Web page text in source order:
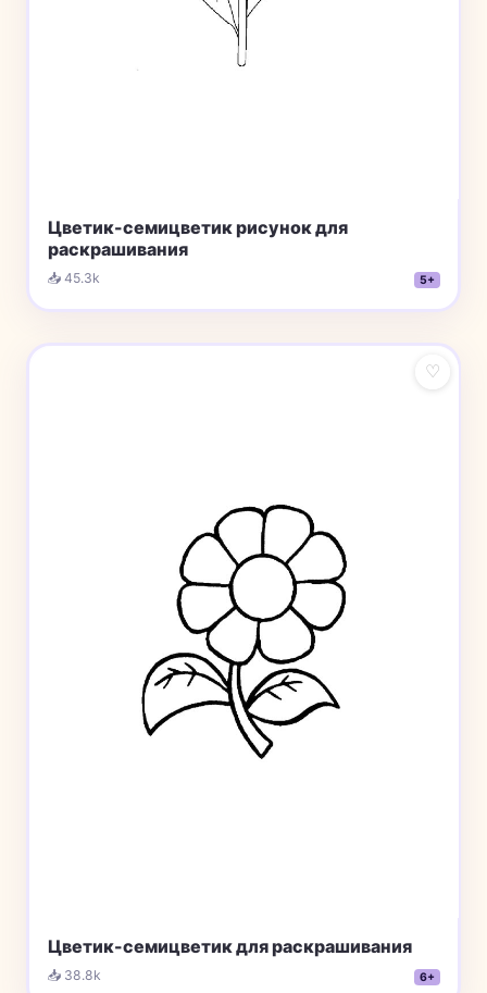
Цветик-семицветик рисунок для
раскрашивания
📥 45.3k 5+
♡
Цветик-семицветик для раскрашивания
📥 38.8k 6+